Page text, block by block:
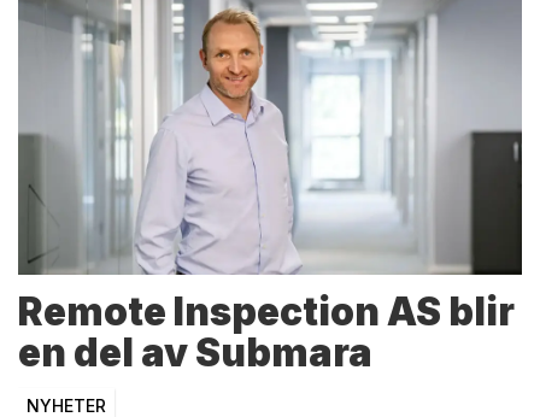
Remote Inspection AS blir
en del av Submara
NYHETER